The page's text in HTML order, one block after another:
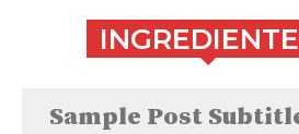
Sample Post